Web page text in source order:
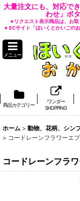
大量注文にも、対応で
わせ」ボ
※リクエスト表示商品は、お取
※ ECサイト「ほいくとかいごの
メニュー
商品カテゴリー
ワンダー
SHOPPING
ホーム > 動物、花柄、シン
> コードレーンフラワーエ
コードレーンフラ